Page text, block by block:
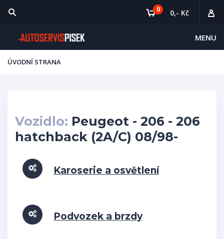
MENU
0 0,- Kč
ÚVODNÍ STRANA
Vozidlo: Peugeot - 206 - 206
hatchback (2A/C) 08/98-
Karoserie a osvětlení
Podvozek a brzdy